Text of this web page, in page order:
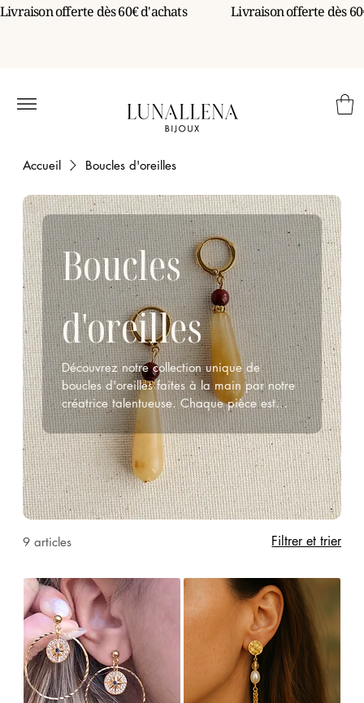
Accueil Boucles d'oreilles
Boucles
d'oreilles
Découvrez notre collection unique de
boucles d'oreilles faites à la main par notre
créatrice talentueuse. Chaque pièce est
conçue avec amour et attention aux détails,
utilisant des matériaux de haute qualité
pour un style élégant et intemporel. Trouvez
les boucles d'oreilles parfaites pour chaque
occasion.
9 articles Filtrer et trier
Livraison offerte dès 60€ d'achats